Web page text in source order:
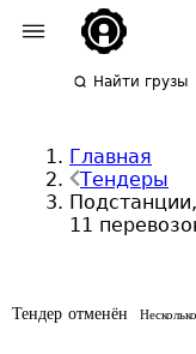
Найти грузы
Главная
Тендеры
Подстанции,
11
Тендер отменён